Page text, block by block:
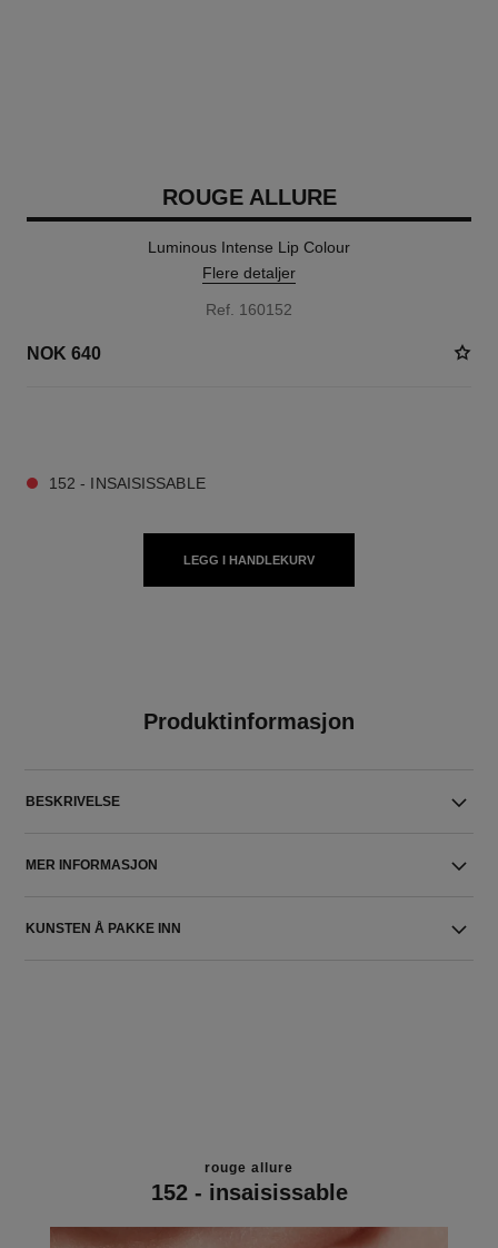
ROUGE ALLURE
Luminous Intense Lip Colour
Flere detaljer
Ref. 160152
NOK 640
152 - INSAISISSABLE
LEGG I HANDLEKURV
Produktinformasjon
BESKRIVELSE
MER INFORMASJON
KUNSTEN Å PAKKE INN
rouge allure
152 - insaisissable